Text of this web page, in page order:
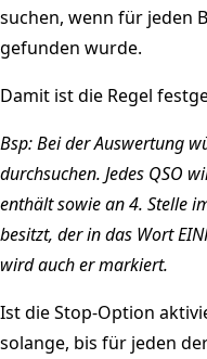
suchen, wenn für jeden
gefunden wurde.
Damit ist die Regel
Bsp: Bei der Auswertung
durchsuchen. Jedes QSO
enthält sowie an 4. Stelle
besitzt, der in das Wort
wird auch er markiert.
Ist die Stop-Option
solange, bis für jeden